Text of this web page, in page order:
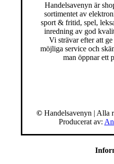
Handelsavenyn är
sortimentet av
sport & fritid, spel,
inredning av god
Vi strävar efter att
möjliga service och
man öppnar ett
© Handelsavenyn | Alla
Producerat av: